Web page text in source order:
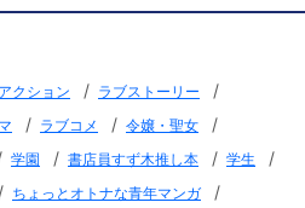
クション / ラブストーリー /
/ ラブコメ / 令嬢・聖女 /
学園 / 書店員すず木推し本 / 学生 /
/ ちょっとオトナな青年マンガ /